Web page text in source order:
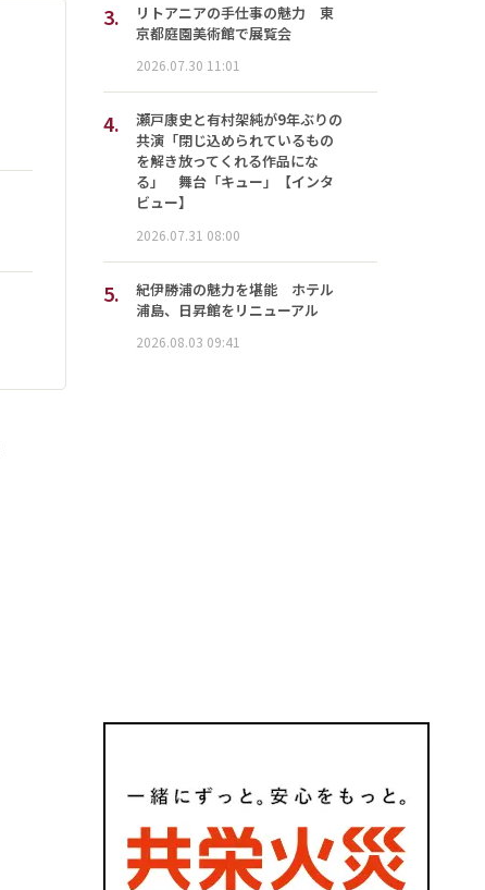
3.
リトアニアの手仕事の魅力 東
京都庭園美術館で展覧会
2026.07.30 11:01
4.
瀬戸康史と有村架純が9年ぶりの
共演「閉じ込められているもの
を解き放ってくれる作品にな
る」 舞台「キュー」【インタ
ビュー】
2026.07.31 08:00
5.
紀伊勝浦の魅力を堪能 ホテル
浦島、日昇館をリニューアル
2026.08.03 09:41